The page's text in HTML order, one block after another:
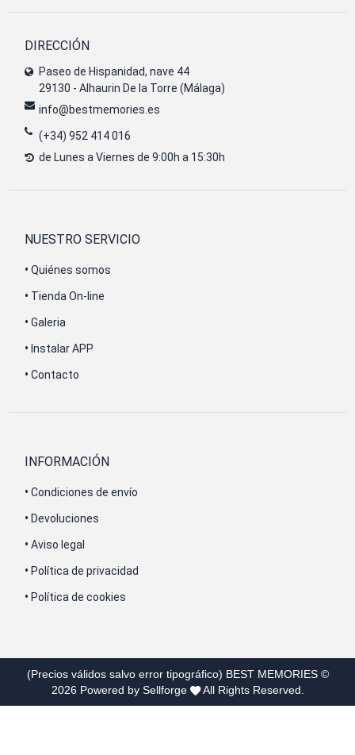
DIRECCIÓN
Paseo de Hispanidad, nave 44
29130 - Alhaurin De la Torre (Málaga)
info@bestmemories.es
(+34) 952 414 016
de Lunes a Viernes de 9:00h a 15:30h
NUESTRO SERVICIO
• Quiénes somos
• Tienda On-line
• Galeria
• Instalar APP
• Contacto
INFORMACIÓN
• Condiciones de envío
• Devoluciones
• Aviso legal
• Política de privacidad
• Política de cookies
(Precios válidos salvo error tipográfico) BEST MEMORIES©
2026 Powered by Sellforge All Rights Reserved.